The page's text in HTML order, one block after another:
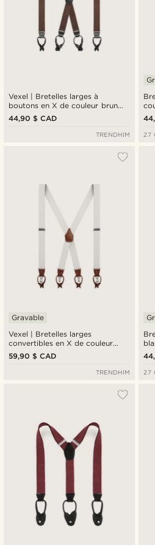
Vexel | Bretelles larges à
boutons en X de couleur brun
foncé
44,90 $ CAD
TRENDHIM 27
Vexel | Bretelles larges
convertibles en X de couleur
blanche
Gravable
59,90 $ CAD
TRENDHIM 27